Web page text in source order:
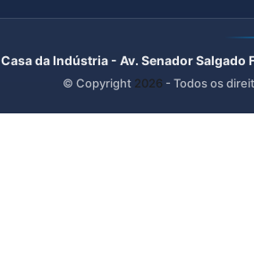
Casa da Indústria - Av. Senador
© Copyright 2026 - Todos os